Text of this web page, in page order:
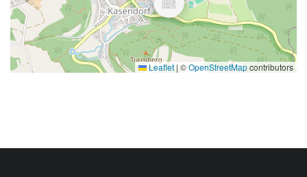
Leaflet |©OpenStreetMapcontributors